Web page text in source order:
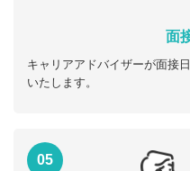
面
キャリアアドバイザーが面接
いたします。
05